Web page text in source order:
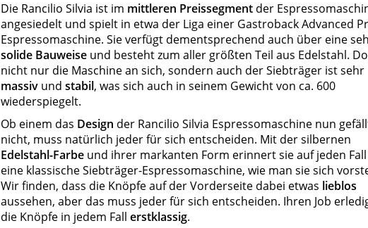
Die Rancilio Silvia ist im mittleren Preissegmentder
angesiedelt und spielt in etwa der Liga einer Gastroback Advanced
Espressomaschine. Sie verfügt dementsprechend auch über eine
solide Bauweiseund besteht zum aller größten Teil aus Edelstahl.
nicht nur die Maschine an sich, sondern auch der Siebträger ist sehr
massivund stabil, was sich auch in seinem Gewicht von ca. 600
wiederspiegelt.
Ob einem das Design der Rancilio Silvia Espressomaschine nun
nicht, muss natürlich jeder für sich entscheiden. Mit der silbernen
Edelstahl-Farbeund ihrer markanten Form erinnert sie auf jeden Fall
eine klassische Siebträger-Espressomaschine, wie man sie sich
Wir finden, dass die Knöpfe auf der Vorderseite dabei etwas lieblos
aussehen, aber das muss jeder für sich entscheiden. Ihren Job
die Knöpfe in jedem Fall erstklassig.